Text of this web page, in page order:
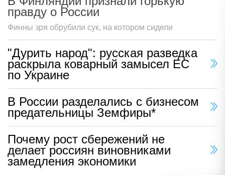
правду о России
Финны зря обрубили сук, на котором сидели
"Дурить народ": русская разведка
раскрыла коварный замысел ЕС
по Украине
В России разделались с бизнесом
предательницы Земфиры*
Почему рост сбережений не
делает россиян виновниками
замедления экономики